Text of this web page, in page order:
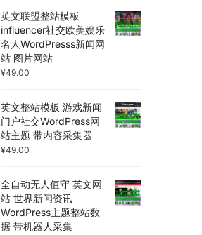
英文联盟整站模板
influencer社交欧美娱乐
名人WordPresss新闻网
站 图片网站
¥49.00
英文整站模板 游戏新闻
门户社交WordPress网
站主题 带内容采集器
¥49.00
全自动无人值守 英文网
站 世界新闻资讯
WordPress主题整站数
据 带机器人采集